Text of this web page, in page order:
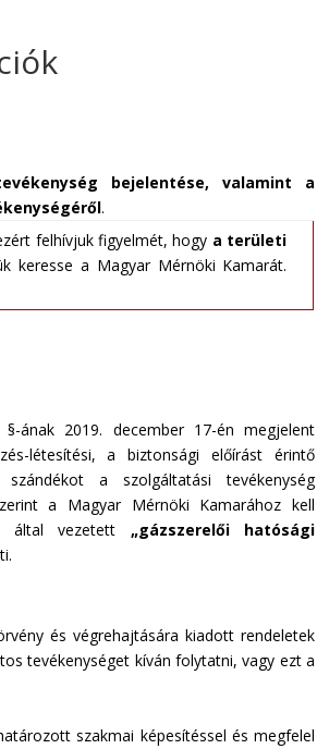
bejelentése, valamint a
.
felhívjuk figyelmét, hogy a területi
keresse a Magyar Mérnöki Kamarát.
ának 2019. december 17-én megjelent
létesítési, a biztonsági előírást érintő
a szolgáltatási tevékenység
a Magyar Mérnöki Kamarához kell
által vezetett „gázszerelői hatósági
és végrehajtására kiadott rendeletek
tevékenységet kíván folytatni, vagy ezt a
szakmai képesítéssel és megfelel